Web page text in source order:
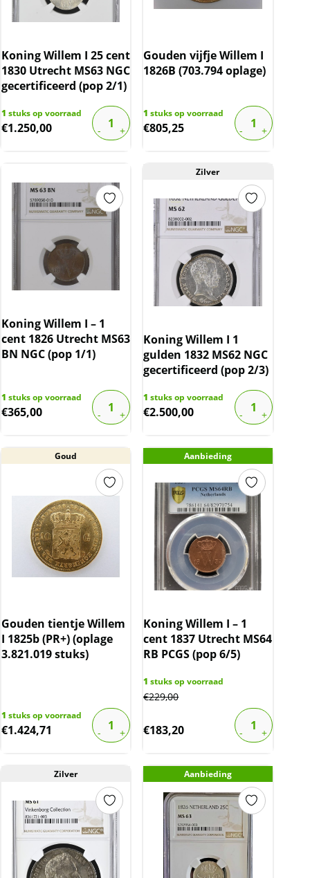
Koning Willem I 25 cent
1830 Utrecht MS63 NGC
gecertificeerd (pop 2/1)
1 stuks op voorraad
€1.250,00
Gouden vijfje Willem I
1826B (703.794 oplage)
1 stuks op voorraad
€805,25
Koning Willem I – 1
cent 1826 Utrecht MS63
BN NGC (pop 1/1)
1 stuks op voorraad
€365,00
Zilver
Koning Willem I 1
gulden 1832 MS62 NGC
gecertificeerd (pop 2/3)
1 stuks op voorraad
€2.500,00
Goud
Gouden tientje Willem
I 1825b (PR+) (oplage
3.821.019 stuks)
1 stuks op voorraad
€1.424,71
Aanbieding
Koning Willem I – 1
cent 1837 Utrecht MS64
RB PCGS (pop 6/5)
1 stuks op voorraad
€229,00
€183,20
Zilver Aanbieding